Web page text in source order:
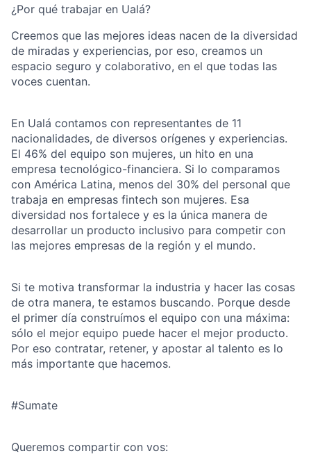
¿Por qué trabajar en Ualá?
Creemos que las mejores ideas nacen de la diversidad
de miradas y experiencias, por eso, creamos un
espacio seguro y colaborativo, en el que todas las
voces cuentan.
En Ualá contamos con representantes de 11
nacionalidades, de diversos orígenes y experiencias.
El 46% del equipo son mujeres, un hito en una
empresa tecnológico-financiera. Si lo comparamos
con América Latina, menos del 30% del personal que
trabaja en empresas fintech son mujeres. Esa
diversidad nos fortalece y es la única manera de
desarrollar un producto inclusivo para competir con
las mejores empresas de la región y el mundo.
Si te motiva transformar la industria y hacer las cosas
de otra manera, te estamos buscando. Porque desde
el primer día construímos el equipo con una máxima:
sólo el mejor equipo puede hacer el mejor producto.
Por eso contratar, retener, y apostar al talento es lo
más importante que hacemos.
#Sumate
Queremos compartir con vos: